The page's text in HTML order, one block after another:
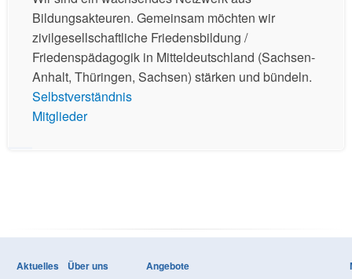
Bildungsakteuren. Gemeinsam möchten wir
zivilgesellschaftliche Friedensbildung /
Friedenspädagogik in Mitteldeutschland (Sachsen-
Anhalt, Thüringen, Sachsen) stärken und bündeln.
Selbstverständnis
Mitglieder
Aktuelles Über uns Angebote